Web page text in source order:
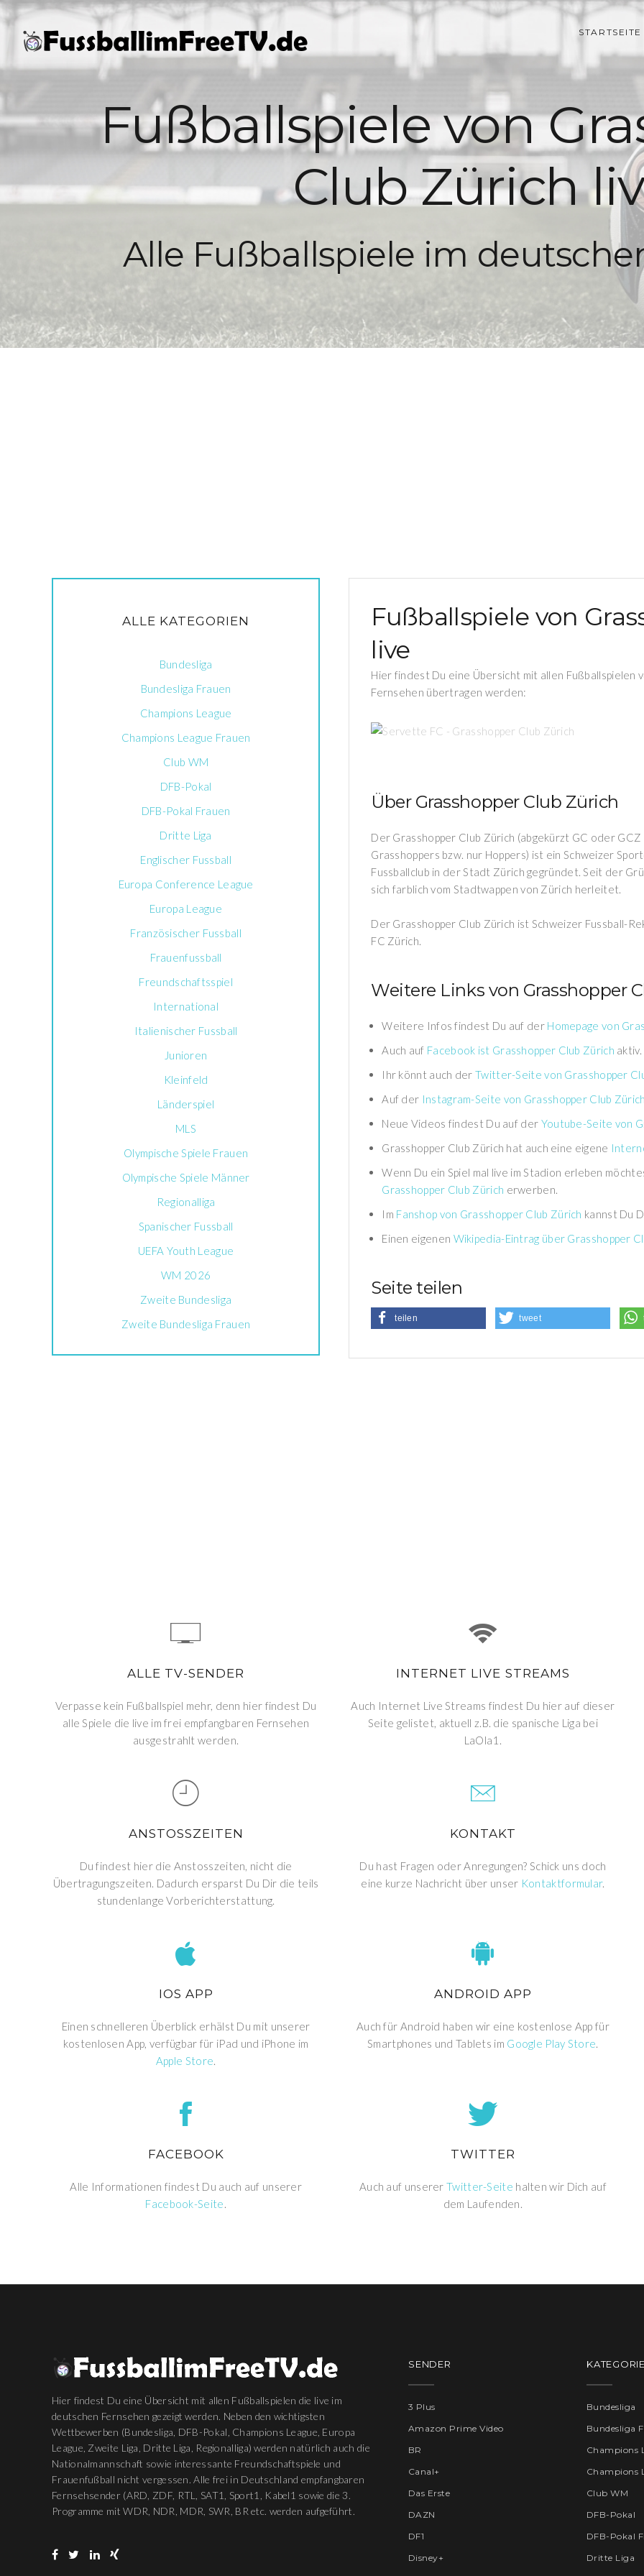
STARTSEITE
Fußballspiele von
Club Zürich
Alle Fußballspiele im
ALLE KATEGORIEN
Bundesliga
Bundesliga Frauen
Champions League
Champions League Frauen
Club WM
DFB-Pokal
DFB-Pokal Frauen
Dritte Liga
Englischer Fussball
Europa Conference League
Europa League
Französischer Fussball
Frauenfussball
Freundschaftsspiel
International
Italienischer Fussball
Junioren
Kleinfeld
Länderspiel
MLS
Olympische Spiele Frauen
Olympische Spiele Männer
Regionalliga
Spanischer Fussball
UEFA Youth League
WM 2026
Zweite Bundesliga
Zweite Bundesliga Frauen
Fußballspiele von
live
Hier findest Du eine Übersicht mit allen Fußballspielen
Fernsehen übertragen werden:
SERVETTE FC -
GRASSHOPPER CLUB
ZÜRICH
Über Grasshopper Club Zürich
Der Grasshopper Club Zürich (abgekürzt GC oder
Grasshoppers bzw. nur Hoppers) ist ein Schweizer
Fussballclub in der Stadt Zürich gegründet. Seit der
sich farblich vom Stadtwappen von Zürich herleitet.
Der Grasshopper Club Zürich ist Schweizer Fussball-
FC Zürich.
Weitere Links von Grasshopper
Weitere Infos findest Du auf der Homepage von
Auch auf Facebook ist Grasshopper Club Zürich aktiv.
Ihr könnt auch der Twitter-Seite von Grasshopper
Auf der Instagram-Seite von Grasshopper Club Zürich
Neue Videos findest Du auf der Youtube-Seite von
Grasshopper Club Zürich hat auch eine eigene
Wenn Du ein Spiel mal live im Stadion erleben
Grasshopper Club Zürich erwerben.
Im Fanshop von Grasshopper Club Zürich kannst Du
Einen eigenen Wikipedia-Eintrag über Grasshopper
Seite teilen
teilen tweet
ALLE TV-SENDER
Verpasse kein Fußballspiel mehr, denn hier findest Du
alle Spiele die live im frei empfangbaren Fernsehen
ausgestrahlt werden.
INTERNET LIVE STREAMS
Auch Internet Live Streams findest Du hier auf dieser
Seite gelistet, aktuell z.B. die spanische Liga bei
LaOla1.
ANSTOSSZEITEN
Du findest hier die Anstosszeiten, nicht die
Übertragungszeiten. Dadurch ersparst Du Dir die teils
stundenlange Vorberichterstattung.
KONTAKT
Du hast Fragen oder Anregungen? Schick uns doch
eine kurze Nachricht über unser Kontaktformular.
IOS APP
Einen schnelleren Überblick erhälst Du mit unserer
kostenlosen App, verfügbar für iPad und iPhone im
Apple Store.
ANDROID APP
Auch für Android haben wir eine kostenlose App für
Smartphones und Tablets im Google Play Store.
FACEBOOK
Alle Informationen findest Du auch auf unserer
Facebook-Seite.
TWITTER
Auch auf unsererTwitter-Seite halten wir Dich auf
dem Laufenden.
Hier findest Du eine Übersicht mit allen Fußballspielen die live im
deutschen Fernsehen gezeigt werden. Neben den wichtigsten
Wettbewerben (Bundesliga, DFB-Pokal, Champions League, Europa
League, Zweite Liga, Dritte Liga, Regionalliga) werden natürlich auch die
Nationalmannschaft sowie interessante Freundschaftspiele und
Frauenfußball nicht vergessen. Alle frei in Deutschland empfangbaren
Fernsehsender (ARD, ZDF, RTL, SAT1, Sport1, Kabel1 sowie die 3.
Programme mit WDR, NDR, MDR, SWR, BR etc. werden aufgeführt.
SENDER
3 Plus
Amazon Prime Video
BR
Canal+
Das Erste
DAZN
DF1
Disney+
Bundesliga
Bundesliga
Champions
Champions
Club WM
DFB-Pokal
DFB-Pokal
Dritte Liga